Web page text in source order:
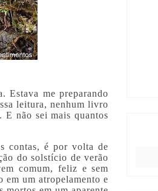
Estava me preparando
leitura, nenhum livro
E não sei mais quantos
contas, é por volta de
do solstício de verão
comum, feliz e sem
em um atropelamento e